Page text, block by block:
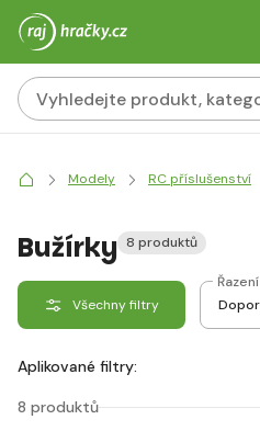
Modely RC příslušenství
Bužírky 8 produktů
Všechny filtry
Řazení
Aplikované filtry:
8 produktů